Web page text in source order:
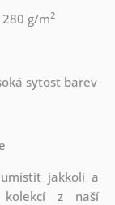
g/m2
sytost barev
jakkoli a
z naší